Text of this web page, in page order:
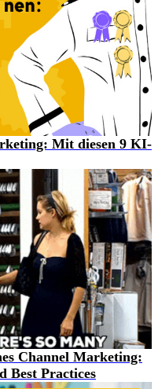
Mit diesen 9 KI-
Channel Marketing:
Best Practices